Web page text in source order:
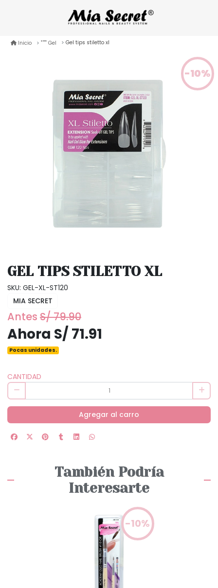
Inicio Gel Gel tips stiletto xl
-10%
GEL TIPS STILETTO XL
SKU: GEL-XL-ST120
MIA SECRET
Antes S/ 79.90
Ahora S/ 71.91
Pocas unidades.
CANTIDAD
Agregar al carro
También Podría
Interesarte
-10%